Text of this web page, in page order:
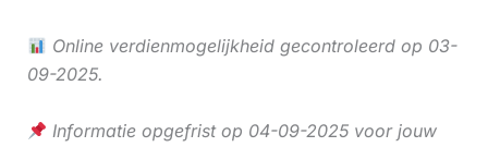
Online verdienmogelijkheid gecontroleerd op 03-
09-2025.
Informatie opgefrist op 04-09-2025 voor jouw